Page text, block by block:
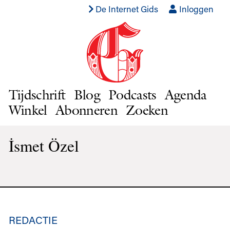
De Internet Gids Inloggen
Tijdschrift Blog Podcasts Agenda
Winkel Abonneren Zoeken
İsmet Özel
REDACTIE